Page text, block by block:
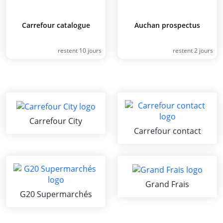
Carrefour catalogue
restent 10 jours
Auchan prospectus
restent 2 jours
Carrefour City
Carrefour contact
G20 Supermarchés
Grand Frais